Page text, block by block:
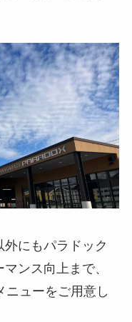
にもパラドック
ンス向上まで、
ニューをご用意し